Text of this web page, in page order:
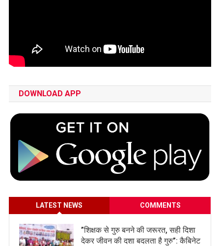
DOWNLOAD APP
LATEST NEWS COMMENTS
​”शिक्षक से गुरु बनने की जरूरत, सही दिशा
देकर जीवन की दशा बदलता है गुरु”: कैबिनेट